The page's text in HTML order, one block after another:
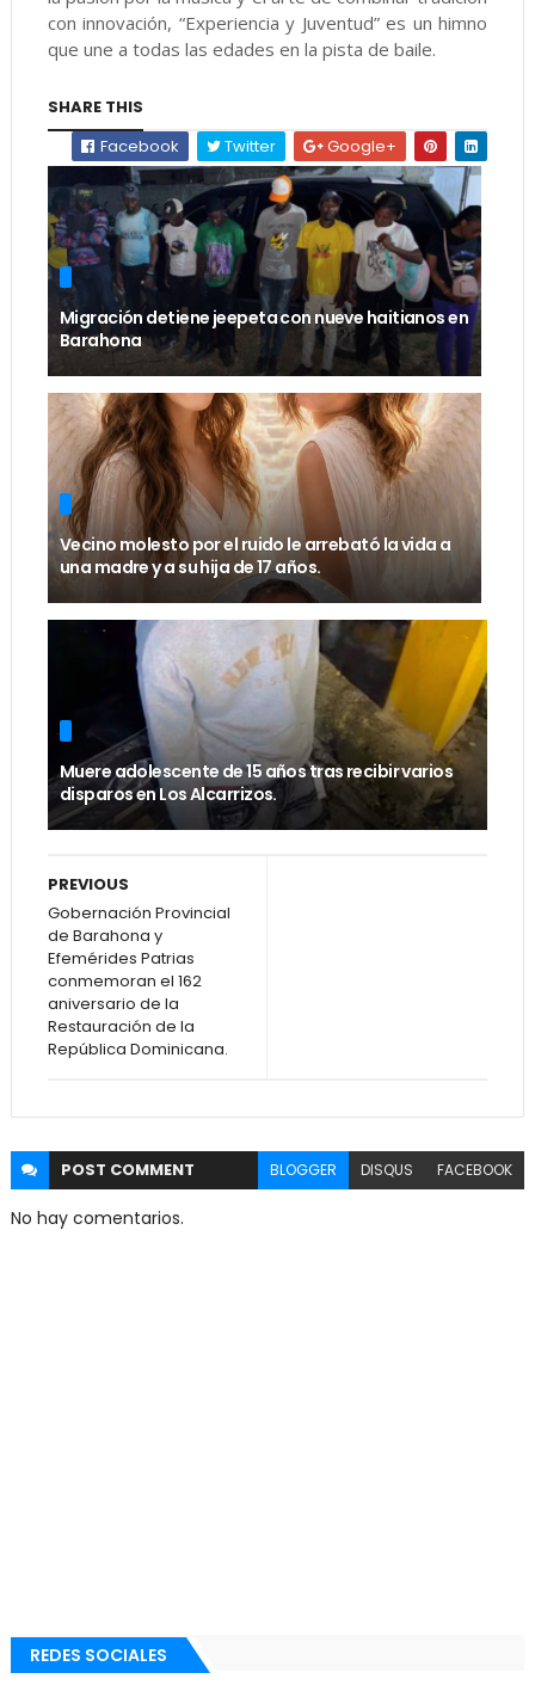
con innovación, “Experiencia y Juventud” es un himno
que une a todas las edades en la pista de baile.
SHARE THIS
Facebook
Twitter Google+
Migración detiene jeepeta con nueve haitianos en
Barahona
Vecino molesto por el ruido le arrebató la vida a
una madre y a su hija de 17 años.
Muere adolescente de 15 años tras recibir varios
disparos en Los Alcarrizos.
PREVIOUS
Gobernación Provincial
de Barahona y
Efemérides Patrias
conmemoran el 162
aniversario de la
Restauración de la
República Dominicana.
POST COMMENT BLOGGER DISQUS FACEBOOK
No hay comentarios.
REDES SOCIALES